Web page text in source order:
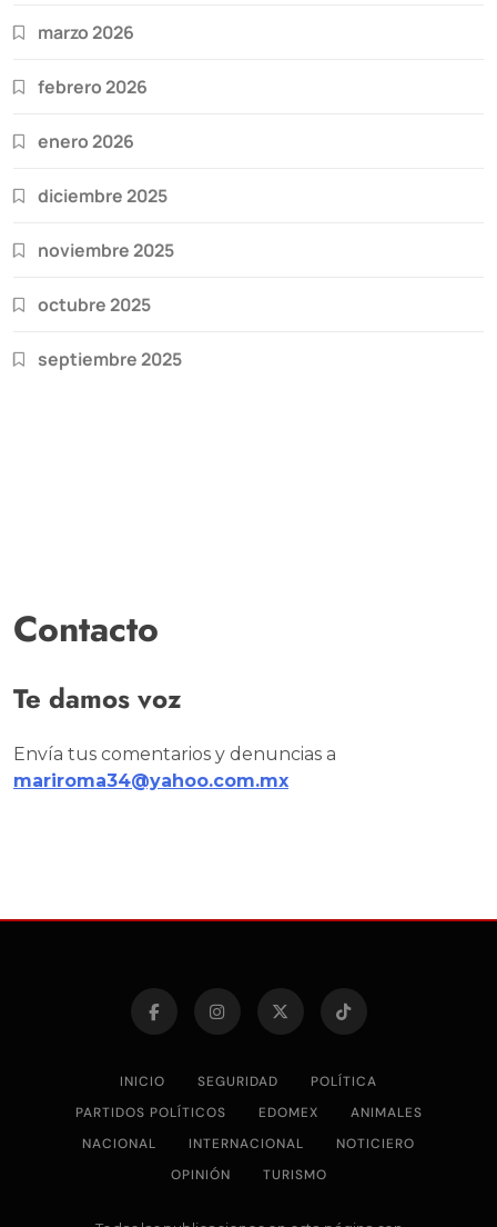
marzo 2026
febrero 2026
enero 2026
diciembre 2025
noviembre 2025
octubre 2025
septiembre 2025
Contacto
Te damos voz
Envía tus comentarios y denuncias a
mariroma34@yahoo.com.mx
INICIO SEGURIDAD
POLÍTICA
PARTIDOS POLÍTICOS
EDOMEX
ANIMALES
NACIONAL
INTERNACIONAL
NOTICIERO
OPINIÓN
TURISMO